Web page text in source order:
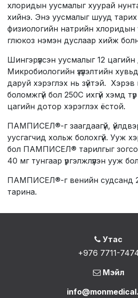
хлоридын уусмалыг хуурай
хийнэ. Энэ уусмалыг шууд
физиологийн натрийн хлоридын
глюкоз нэмэн дуслаар хийж
Шингэрүүлсэн уусмалыг 12
Микробиологийн үзүүлэлтийн хувьд
даруй хэрэглэх нь зүйтэй.
боломжгүй бол 250С ихгүй хэмд
цагийн дотор хэрэглэх ёстой.
ПАМПИСЕЛ®-г заагдаагүй,
уусгагчид хольж болохгүй. Ууж
бол ПАМПИСЕЛ® тарилгыг
40 мг тунгаар үргэлжлүүлэн ууж
ПАМПИСЕЛ®-г венийн судсанд
тарина.
Утас
+976 7711-
Мэйл